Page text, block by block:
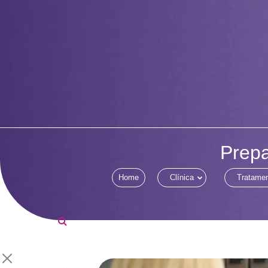
Home Clínica